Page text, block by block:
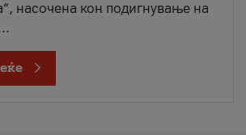
насочена кон подигнување на